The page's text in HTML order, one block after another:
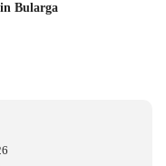
Bularga